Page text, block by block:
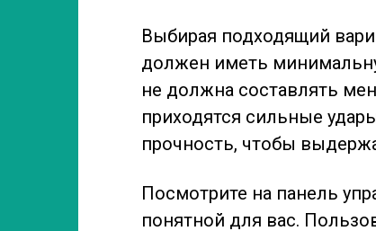
Выбирая подходящий
должен иметь
не должна составлять
приходятся сильные
прочность, чтобы
Посмотрите на панель
понятной для вас.